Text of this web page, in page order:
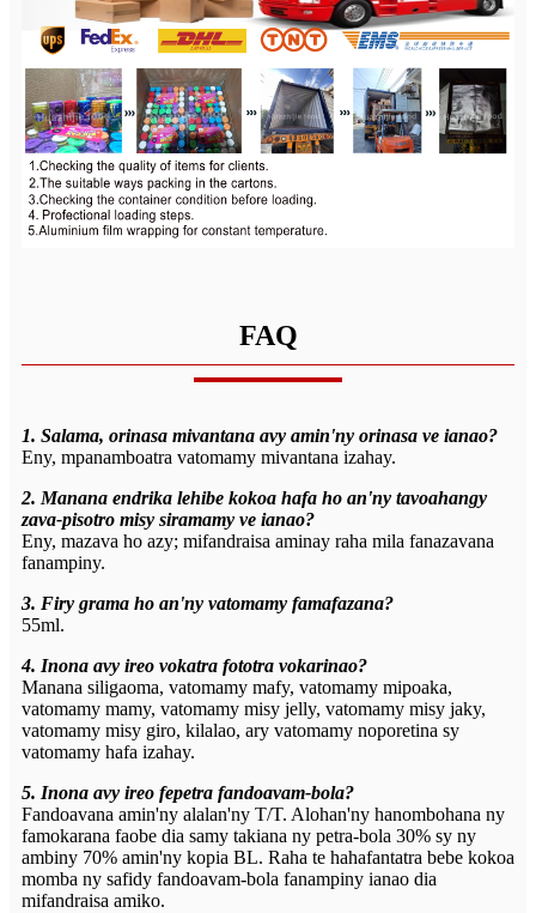
FAQ
1. Salama, orinasa mivantana avy amin'ny orinasa ve ianao?
Eny, mpanamboatra vatomamy mivantana izahay.
2. Manana endrika lehibe kokoa hafa ho an'ny tavoahangy
zava-pisotro misy siramamy ve ianao?
Eny, mazava ho azy; mifandraisa aminay raha mila fanazavana
fanampiny.
3. Firy grama ho an'ny vatomamy famafazana?
55ml.
4. Inona avy ireo vokatra fototra vokarinao?
Manana siligaoma, vatomamy mafy, vatomamy mipoaka,
vatomamy mamy, vatomamy misy jelly, vatomamy misy jaky,
vatomamy misy giro, kilalao, ary vatomamy noporetina sy
vatomamy hafa izahay.
5. Inona avy ireo fepetra fandoavam-bola?
Fandoavana amin'ny alalan'ny T/T. Alohan'ny hanombohana ny
famokarana faobe dia samy takiana ny petra-bola 30% sy ny
ambiny 70% amin'ny kopia BL. Raha te hahafantatra bebe kokoa
momba ny safidy fandoavam-bola fanampiny ianao dia
mifandraisa amiko.